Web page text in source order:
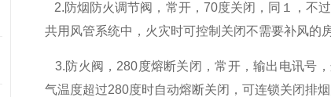
2.防烟防火调节阀，常开，70度关闭，同１，不
共用风管系统中，火灾时可控制关闭不需要补风的
3.防火阀，280度熔断关闭，常开，输出电讯号
气温度超过280度时自动熔断关闭，可连锁关闭